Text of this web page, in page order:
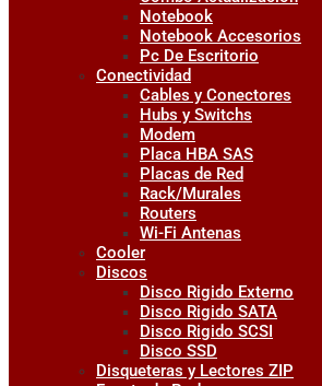
Notebook
Notebook Accesorios
Pc De Escritorio
Conectividad
Cables y Conectores
Hubs y Switchs
Modem
Placa HBA SAS
Placas de Red
Rack/Murales
Routers
Wi-Fi Antenas
Cooler
Discos
Disco Rigido Externo
Disco Rigido SATA
Disco Rigido SCSI
Disco SSD
Disqueteras y Lectores ZIP